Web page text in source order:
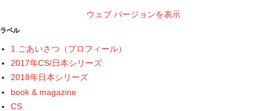
ウェブ バージョンを表示
ラベル
1.ごあいさつ（プロフィール）
2017年CS/日本シリーズ
2018年日本シリーズ
book & magazine
CS